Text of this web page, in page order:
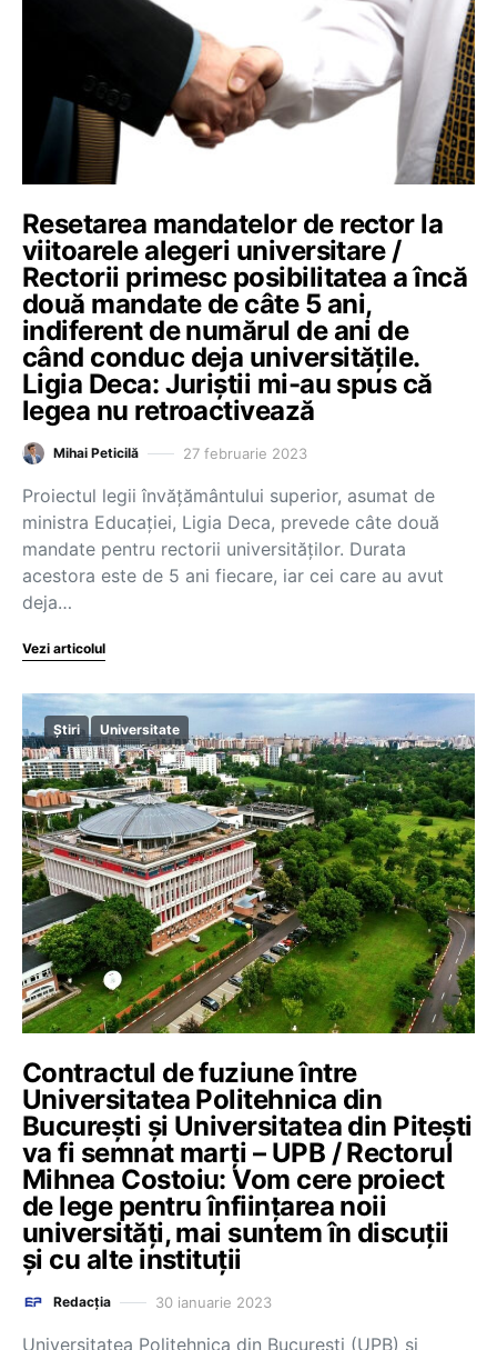
Resetarea mandatelor de rector la
viitoarele alegeri universitare /
Rectorii primesc posibilitatea a încă
două mandate de câte 5 ani,
indiferent de numărul de ani de
când conduc deja universitățile.
Ligia Deca: Juriștii mi-au spus că
legea nu retroactivează
Mihai Peticilă 27 februarie 2023
Proiectul legii învățământului superior, asumat de
ministra Educației, Ligia Deca, prevede câte două
mandate pentru rectorii universităților. Durata
acestora este de 5 ani fiecare, iar cei care au avut
deja…
Vezi articolul
Știri Universitate
Contractul de fuziune între
Universitatea Politehnica din
București și Universitatea din Pitești
va fi semnat marți – UPB / Rectorul
Mihnea Costoiu: Vom cere proiect
de lege pentru înființarea noii
universități, mai suntem în discuții
și cu alte instituții
Redacția 30 ianuarie 2023
Universitatea Politehnica din București (UPB) și